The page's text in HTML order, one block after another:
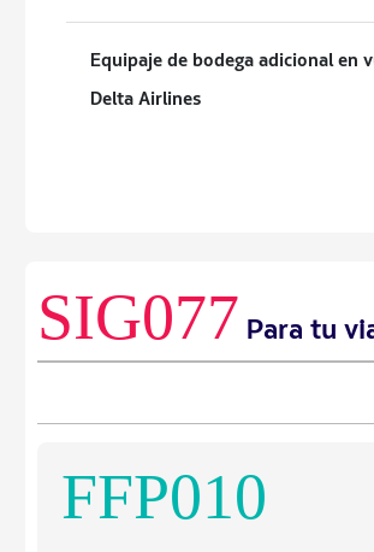
Equipaje de bodega adicional en
Delta Airlines
SIG077 Para tu
FFP010